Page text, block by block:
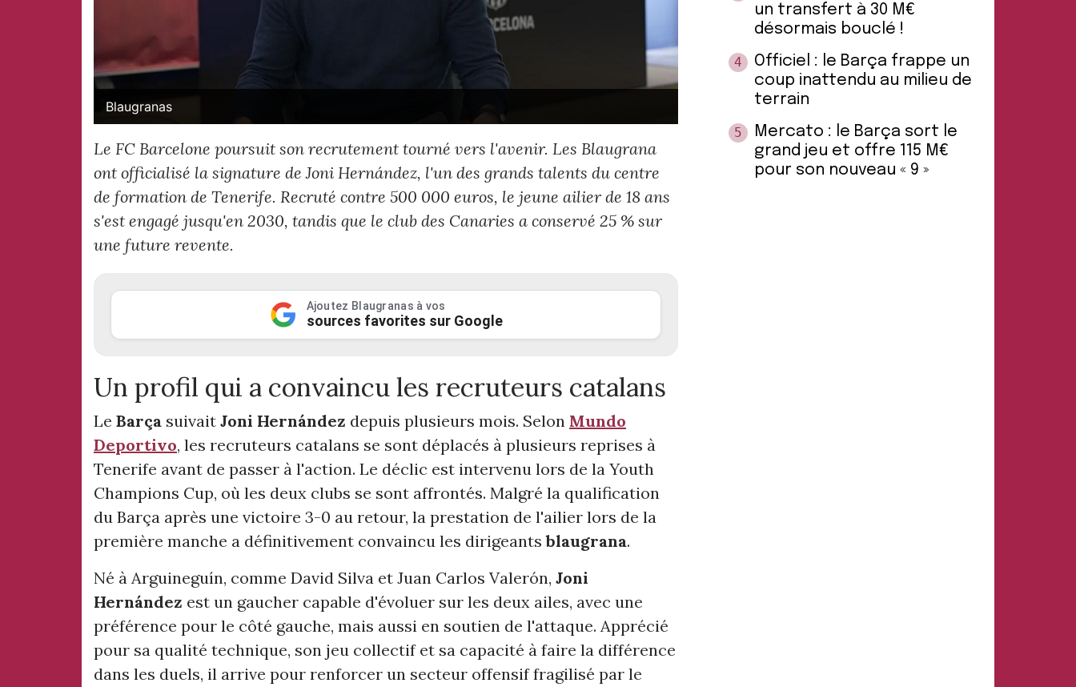
Blaugranas
Le FC Barcelone poursuit son recrutement tourné vers l'avenir. Les Blaugrana
ont officialisé la signature de Joni Hernández, l'un des grands talents du centre
de formation de Tenerife. Recruté contre 500 000 euros, le jeune ailier de 18 ans
s'est engagé jusqu'en 2030, tandis que le club des Canaries a conservé 25 % sur
une future revente.
Ajoutez Blaugranas à vos
sources favorites sur Google
Un profil qui a convaincu les recruteurs catalans
Le Barça suivait Joni Hernández depuis plusieurs mois. Selon Mundo
Deportivo, les recruteurs catalans se sont déplacés à plusieurs reprises à
Tenerife avant de passer à l'action. Le déclic est intervenu lors de la Youth
Champions Cup, où les deux clubs se sont affrontés. Malgré la qualification
du Barça après une victoire 3-0 au retour, la prestation de l'ailier lors de la
première manche a définitivement convaincu les dirigeantsblaugrana.
Né à Arguineguín, comme David Silva et Juan Carlos Valerón, Joni
Hernández est un gaucher capable d'évoluer sur les deux ailes, avec une
préférence pour le côté gauche, mais aussi en soutien de l'attaque. Apprécié
pour sa qualité technique, son jeu collectif et sa capacité à faire la différence
dans les duels, il arrive pour renforcer un secteur offensif fragilisé par le
un transfert à 30 M€
désormais bouclé !
4
Officiel : le Barça frappe un
coup inattendu au milieu de
terrain
5
Mercato : le Barça sort le
grand jeu et offre 115 M€
pour son nouveau « 9 »